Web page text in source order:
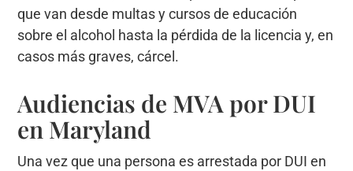
que van desde multas y cursos de educación
sobre el alcohol hasta la pérdida de la licencia y, en
casos más graves, cárcel.
Audiencias de MVA por DUI
en Maryland
Una vez que una persona es arrestada por DUI en